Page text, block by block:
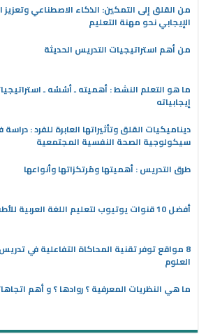
من القلق إلى التمكين: الذكاء الاصطناعي وتعزيز
الإيجابي نحو مهنة التعليم
من أهم استراتيجيات التدريس الحديثة
ما هو التعلم النشط : أهميته ـ أسُسُه ـ
إيجابياته
ديناميكيات القلق وتأثيراتها العابرة للفرد : دراسة
سيكولوجية الصحة النفسية المجتمعية
طرق التدريس : أهميتها ومُرتكزاتها وأنواعها
أفضل 10 قنوات يوتيوب لتعليم اللغة العربية للأطفال
8 مواقع توفر تقنية المحاكاة التفاعلية في تدريس
العلوم
ما هي النظريات المعرفية ؟ روادها ؟ و أهم